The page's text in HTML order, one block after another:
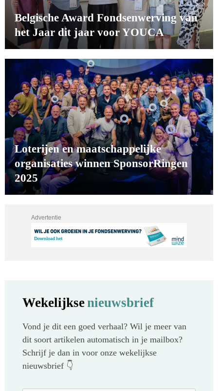
Belgische Award Fondsenwerving van
het Jaar dit jaar voor YOUCA
Loterijen en maatschappelijke
organisaties winnen SponsorRingen
2025
Advertentie
Wekelijksenieuwsbrief
Vond je dit een goed verhaal? Wil je meer van
dit soort artikelen automatisch in je mailbox?
Schrijf je dan in voor onze wekelijkse
nieuwsbrief 👇